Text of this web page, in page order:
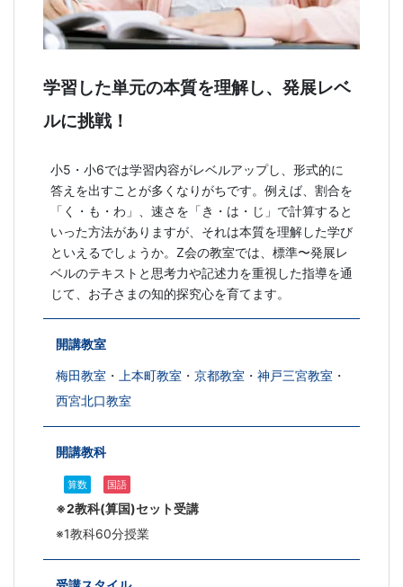
学習した単元の本質を理解し、発展レベ
ルに挑戦！
小5・小6では学習内容がレベルアップし、形式的に
答えを出すことが多くなりがちです。例えば、割合を
「く・も・わ」、速さを「き・は・じ」で計算すると
いった方法がありますが、それは本質を理解した学び
といえるでしょうか。Z会の教室では、標準〜発展レ
ベルのテキストと思考力や記述力を重視した指導を通
じて、お子さまの知的探究心を育てます。
開講教室
梅田教室 ・ 上本町教室 ・ 京都教室 ・ 神戸三宮教室 ・
西宮北口教室
開講教科
算数 国語
※2教科(算国)セット受講
※1教科60分授業